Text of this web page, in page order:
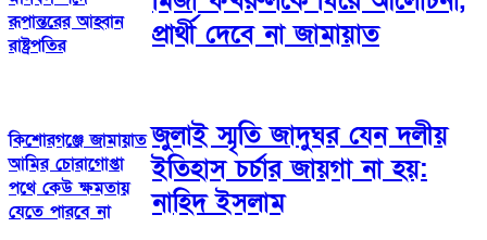
রূপান্তরের আহ্বান
রাষ্ট্রপতির
কিশোরগঞ্জে জামায়াত
আমির চোরাগোপ্তা
পথে কেউ ক্ষমতায়
যেতে পারবে না
প্রার্থী দেবে না জামায়াত
জুলাই স্মৃতি জাদুঘর যেন দলীয়
ইতিহাস চর্চার জায়গা না হয়:
নাহিদ ইসলাম